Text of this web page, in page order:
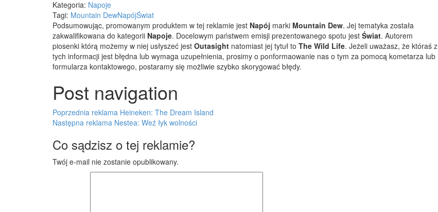
Kategoria: Napoje
Tagi: Mountain DewNapójŚwiat
Podsumowując, promowanym produktem w tej reklamie jest Napój marki Mountain Dew. Jej tematyka została
zakwalifikowana do kategorii Napoje. Docelowym państwem emisji prezentowanego spotu jest Świat. Autorem
piosenki którą możemy w niej usłyszeć jest Outasight natomiast jej tytuł to The Wild Life. Jeżeli uważasz, że któraś z
tych informacji jest błędna lub wymaga uzupełnienia, prosimy o ponformaowanie nas o tym za pomocą kometarza lub
formularza kontaktowego, postaramy się możliwie szybko skorygować błędy.
Post navigation
Poprzednia reklama Heineken: The Dream Island
Następna reklama Nestea: Weź łyk wolności
Co sądzisz o tej reklamie?
Twój e-mail nie zostanie opublikowany.